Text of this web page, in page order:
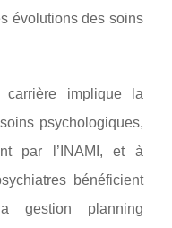
évolutions des soins
carrière implique la
psychologiques,
par l’INAMI, et à
bénéficient
gestion planning